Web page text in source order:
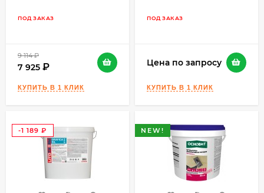
ПОД ЗАКАЗ
9 114
7 925
ПОД ЗАКАЗ
Цена по запросу
-1 189
₽
NEW!